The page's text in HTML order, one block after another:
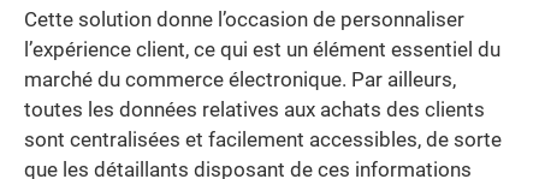
Cette solution donne l’occasion de personnaliser
l’expérience client, ce qui est un élément essentiel du
marché du commerce électronique. Par ailleurs,
toutes les données relatives aux achats des clients
sont centralisées et facilement accessibles, de sorte
que les détaillants disposant de ces informations